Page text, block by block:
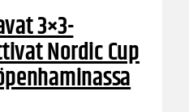
3×3-
Nordic Cup